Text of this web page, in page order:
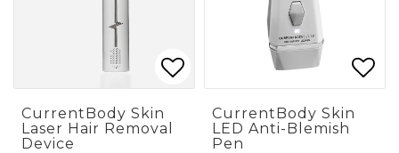
Lägg till i
Lägg till i
CurrentBody Skin
Laser Hair Removal
Device
CurrentBody Skin
LED Anti-Blemish
Pen